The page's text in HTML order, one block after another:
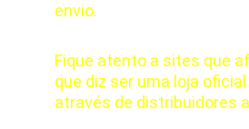
envio.
Fique atento a sites que
que diz ser uma loja
através de distribuidores